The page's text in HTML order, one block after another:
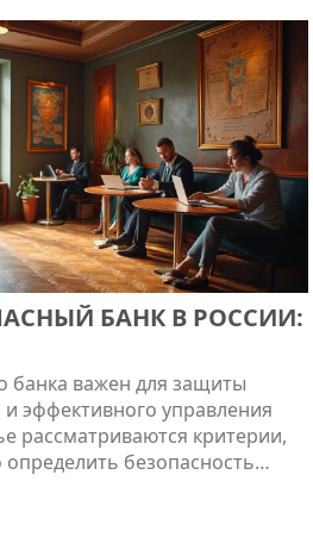
что делать в случае отказа.
БАНК В РОССИИ:
банка важен для защиты
эффективного управления
рассматриваются критерии,
безопасность
финансовую
учреждения. Также
проверке лицензий и